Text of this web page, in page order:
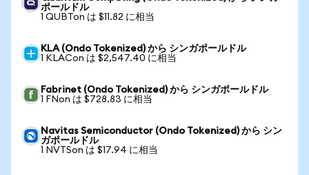
ポールドル
1 QUBTon は $11.82 に相当
KLA (Ondo Tokenized) から シンガポールドル
1 KLACon は $2,547.40 に相当
Fabrinet (Ondo Tokenized) から シンガポールドル
1 FNon は $728.83 に相当
Navitas Semiconductor (Ondo Tokenized) から シン
ガポールドル
1 NVTSon は $17.94 に相当